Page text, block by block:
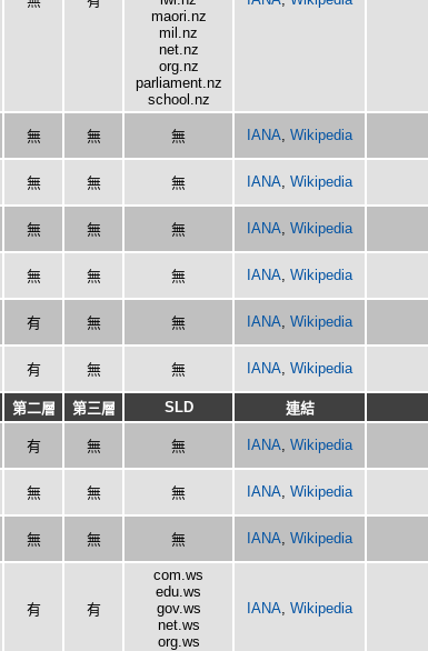
maori.nz
mil.nz
net.nz
org.nz
parliament.nz
school.nz
無 無 無 IANA Wikipedia
無 無 無 IANA Wikipedia
無 無 無 IANA Wikipedia
無 無 無 IANA Wikipedia
有 無 無 IANA Wikipedia
有 無 無 IANA Wikipedia
第二層 第三層 SLD 連結
有 無 無 IANA Wikipedia
無 無 無 IANA Wikipedia
無 無 無 IANA Wikipedia
有 有
com.ws
edu.ws
gov.ws
net.ws
org.ws
IANA Wikipedia